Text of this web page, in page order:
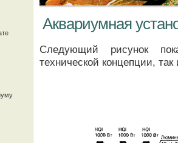
Аквариумная
Следующий рисунок
технической концепции,